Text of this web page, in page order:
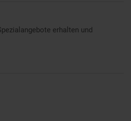
erhalten und